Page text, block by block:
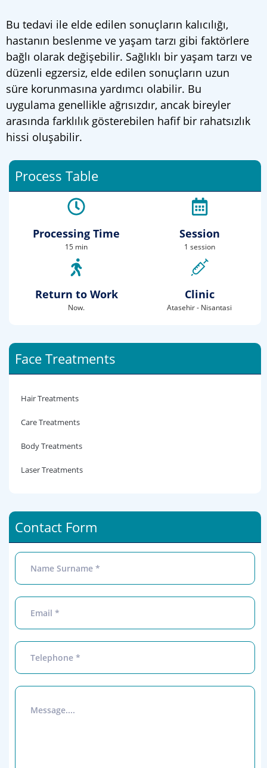
Bu tedavi ile elde edilen sonuçların kalıcılığı,
hastanın beslenme ve yaşam tarzı gibi faktörlere
bağlı olarak değişebilir. Sağlıklı bir yaşam tarzı ve
düzenli egzersiz, elde edilen sonuçların uzun
süre korunmasına yardımcı olabilir. Bu
uygulama genellikle ağrısızdır, ancak bireyler
arasında farklılık gösterebilen hafif bir rahatsızlık
hissi oluşabilir.
Process Table
Processing Time
15 min
Return to Work
Now.
Session
1 session
Clinic
Atasehir - Nisantasi
Face Treatments
Hair Treatments
Care Treatments
Body Treatments
Laser Treatments
Contact Form